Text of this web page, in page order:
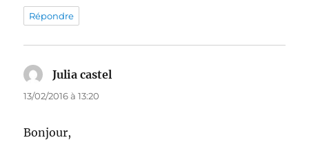
Répondre
Julia castel
13/02/2016 à 13:20
Bonjour,